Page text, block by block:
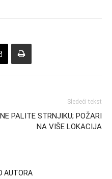
Sledeći tekst
NE PALITE STRNJIKU; POŽARI
NA VIŠE LOKACIJA
AUTORA